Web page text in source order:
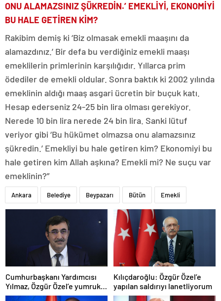
ONU ALAMAZSINIZ ŞÜKREDİN.’ EMEKLİYİ, EKONOMİYİ
BU HALE GETİREN KİM?
Rakibim demiş ki ‘Biz olmasak emekli maaşını da
alamazdınız.’ Bir defa bu verdiğiniz emekli maaşı
emeklilerin primlerinin karşılığıdır. Yıllarca prim
ödediler de emekli oldular. Sonra baktık ki 2002 yılında
emeklinin aldığı maaş asgari ücretin bir buçuk katı.
Hesap ederseniz 24-25 bin lira olması gerekiyor.
Nerede 10 bin lira nerede 24 bin lira. Sanki lütuf
veriyor gibi ‘Bu hükümet olmazsa onu alamazsınız
şükredin.’ Emekliyi bu hale getiren kim? Ekonomiyi bu
hale getiren kim Allah aşkına? Emekli mi? Ne suçu var
emeklinin?”
Ankara Belediye Beypazarı Bütün Emekli
Cumhurbaşkanı Yardımcısı
Yılmaz, Özgür Özel’e yumruklu
saldırıyı kınadı
Kılıçdaroğlu: Özgür Özel’e
yapılan saldırıyı lanetliyorum